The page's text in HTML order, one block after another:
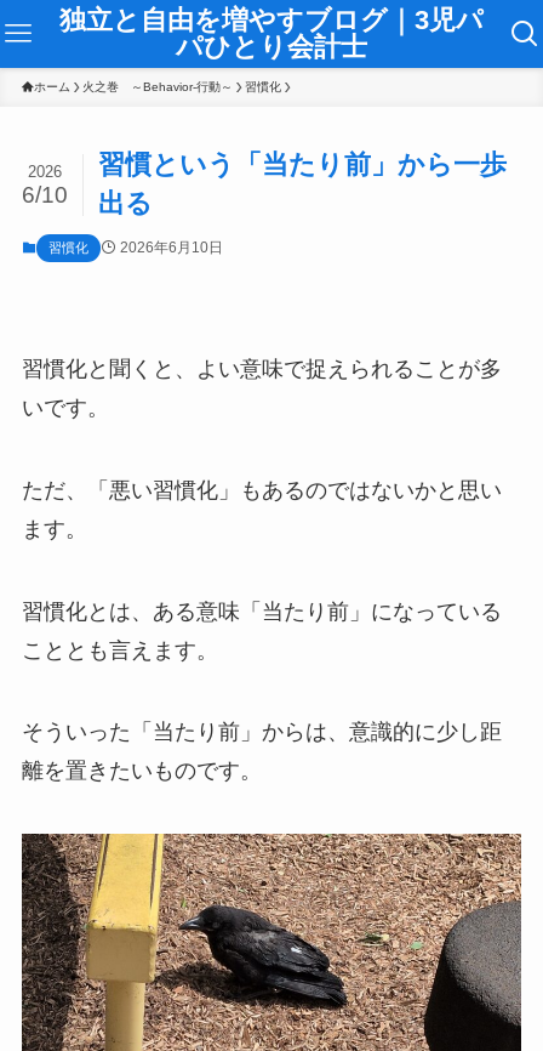
独立と自由を増やすブログ｜3児パ
パひとり会計士
ホーム 火之巻 ～Behavior-行動～ 習慣化
習慣という「当たり前」から一歩
出る
2026
6/10
習慣化 2026年6月10日
習慣化と聞くと、よい意味で捉えられることが多
いです。
ただ、「悪い習慣化」もあるのではないかと思い
ます。
習慣化とは、ある意味「当たり前」になっている
こととも言えます。
そういった「当たり前」からは、意識的に少し距
離を置きたいものです。